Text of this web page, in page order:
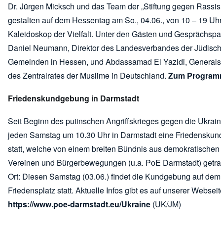
Dr. Jürgen Micksch und das Team der „Stiftung gegen
gestalten auf dem Hessentag am So., 04.06., von 10 – 19
Kaleidoskop der Vielfalt. Unter den Gästen und
Daniel Neumann, Direktor des Landesverbandes der
Gemeinden in Hessen, und Abdassamad El Yazidi,
des Zentralrates der Muslime in Deutschland. Zum
Friedenskundgebung in Darmstadt
Seit Beginn des putinschen Angriffskrieges gegen die
jeden Samstag um 10.30 Uhr in Darmstadt eine
statt, welche von einem breiten Bündnis aus
Vereinen und Bürgerbewegungen (u.a. PoE Darmstadt)
Ort: Diesen Samstag (03.06.) findet die Kundgebung auf dem
Friedensplatz statt. Aktuelle Infos gibt es auf unserer
https://www.poe-darmstadt.eu/Ukraine (UK/JM)